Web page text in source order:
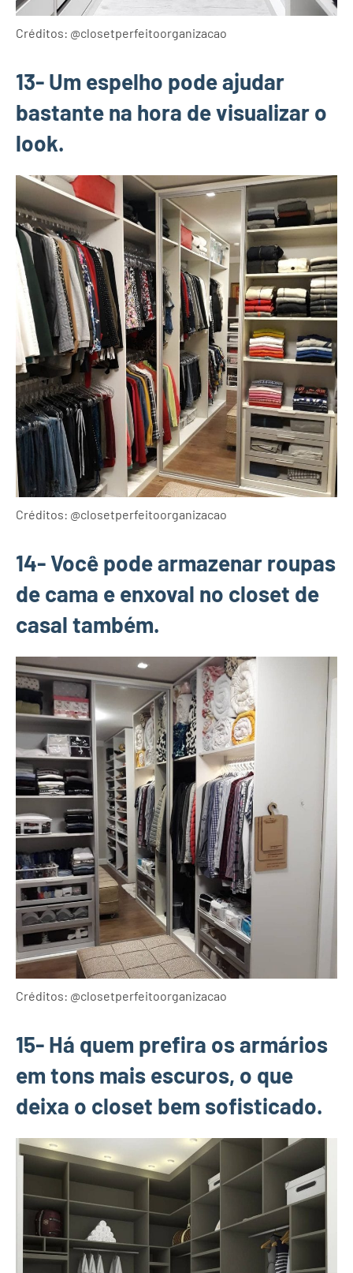
Créditos: @closetperfeitoorganizacao
13- Um espelho pode ajudar
bastante na hora de visualizar o
look.
Créditos: @closetperfeitoorganizacao
14- Você pode armazenar roupas
de cama e enxoval no closet de
casal também.
Créditos: @closetperfeitoorganizacao
15- Há quem prefira os armários
em tons mais escuros, o que
deixa o closet bem sofisticado.